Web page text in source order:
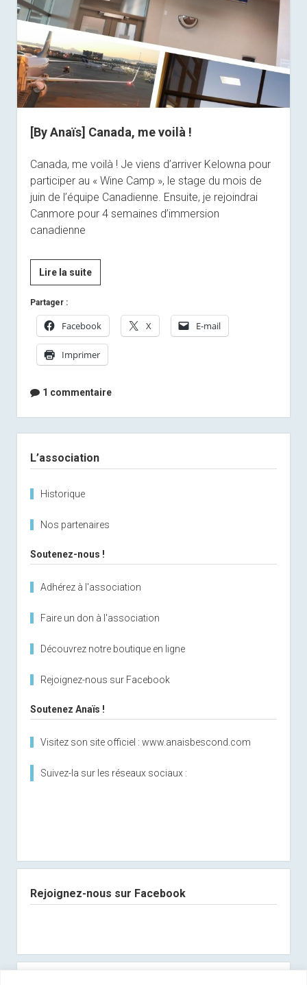
(Canada)
[By Anaïs] Canada, me voilà !
Canada, me voilà ! Je viens d’arriver Kelowna pour
participer au « Wine Camp », le stage du mois de
juin de l’équipe Canadienne. Ensuite, je rejoindrai
Canmore pour 4 semaines d’immersion
canadienne
Lire la suite[By
Anaïs]
me
voilà
!
Partager :
Facebook X E-mail
Imprimer
1 commentaire
L’association
Historique
Nos partenaires
Soutenez-nous !
Adhérez à l'association
Faire un don à l'association
Découvrez notre boutique en ligne
Rejoignez-nous sur Facebook
Soutenez Anaïs !
Visitez son site officiel : www.anaisbescond.com
Suivez-la sur les réseaux sociaux :
Rejoignez-nous sur Facebook